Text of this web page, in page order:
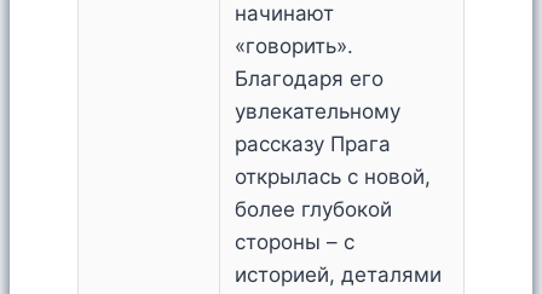
начинают
«говорить».
Благодаря его
увлекательному
рассказу Прага
открылась с новой,
более глубокой
стороны – с
историей, деталями